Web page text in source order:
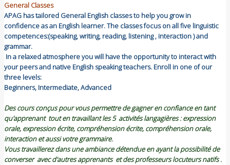
General Classes
APAG has tailored General English classes to help you grow in
confidence as an English learner. The classes focus on all five linguistic
competences:(speaking, writing, reading, listening , interaction ) and
grammar.
In a relaxed atmosphere you will have the opportunity to interact with
your peers and native English speaking teachers. Enroll in one of our
three levels:
Beginners, Intermediate, Advanced
Des cours conçus pour vous permettre de gagner en confiance en tant
qu'apprenant tout en travaillant les 5 activités langagières : expression
orale, expression écrite, compréhension écrite, compréhension orale,
interaction et aussi votre grammaire.
Vous travaillerez dans une ambiance détendue en ayant la possibilité de
converser avec d'autres apprenants et des professeurs locuteurs natifs .